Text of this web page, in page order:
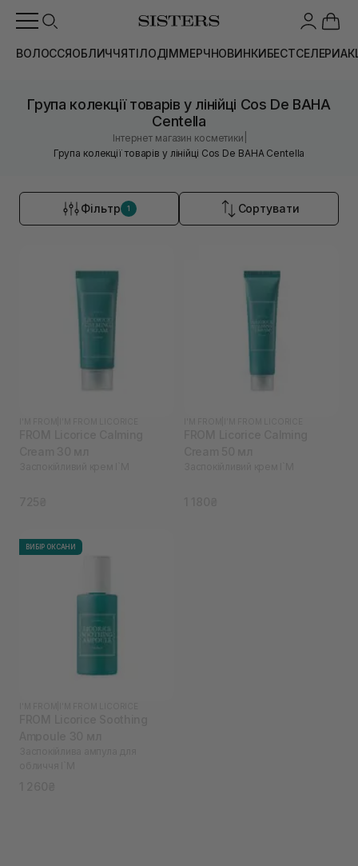
ВОЛОССЯОБЛИЧЧЯТІЛОДІММЕРЧНОВИНКИБЕСТСЕЛЕРИ
Група колекції товарів у лінійці Cos De BAHA
Centella
Інтернет магазин косметики
Група колекції товарів у лінійці Cos De BAHA Centella
Фільтр 1 Сортувати
ВИБІР ОКСАНИ